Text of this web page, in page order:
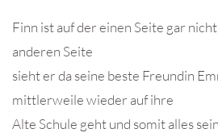
Finn ist auf der einen Seite gar
anderen Seite
sieht er da seine beste Freundin
mittlerweile wieder auf ihre
Alte Schule geht und somit alles